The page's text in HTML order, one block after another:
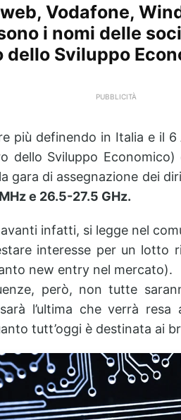
Vodafone,
i nomi delle
Sviluppo
PUBBLICITÀ
più definendo in Italia e il
dello Sviluppo
gara di assegnazione dei
e 26.5-27.5 GHz.
infatti, si legge nel
interesse per un lotto
new entry nel mercato).
però, non tutte
l’ultima che verrà resa
tutt’oggi è destinata ai